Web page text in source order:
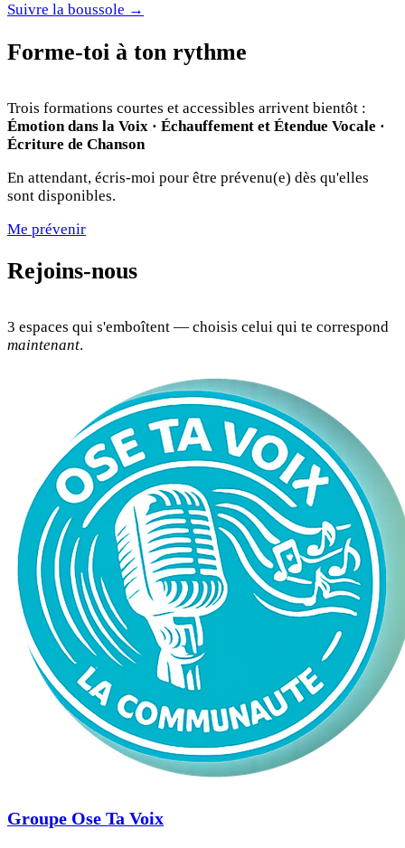
Suivre la boussole →
Forme-toi à ton rythme
Trois formations courtes et accessibles arrivent bientôt :
Émotion dans la Voix · Échauffement et Étendue Vocale ·
Écriture de Chanson
En attendant, écris-moi pour être prévenu(e) dès qu'elles
sont disponibles.
Me prévenir
Rejoins-nous
3 espaces qui s'emboîtent — choisis celui qui te correspond
maintenant.
Groupe Ose Ta Voix